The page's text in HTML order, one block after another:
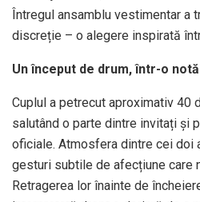
Întregul ansamblu vestimentar a
discreție – o alegere inspirată
Un început de drum, într-o
Cuplul a petrecut aproximativ 40
salutând o parte dintre invitați și
oficiale. Atmosfera dintre cei doi
gesturi subtile de afecțiune care
Retragerea lor înainte de